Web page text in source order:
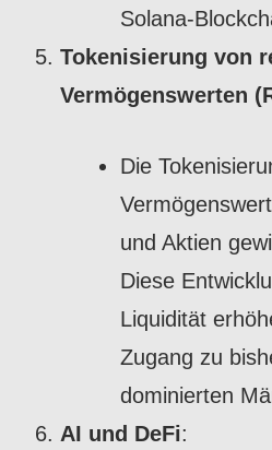
Solana-
Tokenisierung von
Vermögenswerten
Die
und Aktien
Diese
Liquidität
Zugang zu
dominierten
AI und DeFi: